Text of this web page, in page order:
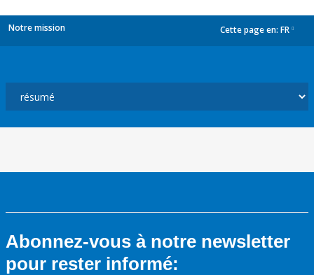
Notre mission Cette page en: FR
Abonnez-vous à notre newsletter
pour rester informé: